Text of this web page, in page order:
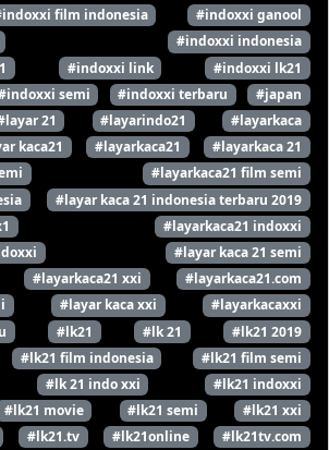
film indonesia
#indoxxi ganool
#indoxxi indonesia
#indoxxi link
#indoxxi lk21
semi #indoxxi terbaru
#japan
21 #layarindo21
#layarkaca
kaca21 #layarkaca21
#layarkaca 21
#layarkaca21 film semi
#layar kaca 21 indonesia terbaru 2019
#layarkaca21 indoxxi
#layar kaca 21 semi
#layarkaca21 xxi
#layarkaca21.com
#layar kaca xxi
#layarkacaxxi
#lk21 #lk 21
#lk21 2019
#lk21 film indonesia
#lk21 film semi
#lk 21 indo xxi
#lk21 indoxxi
#lk21 movie #lk21 semi
#lk21 xxi
#lk21.tv #lk21online
#lk21tv.com